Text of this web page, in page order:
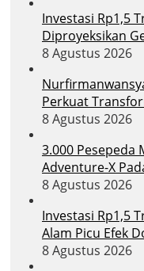
Investasi Rp1,5
Diproyeksikan
8 Agustus 2026
Perkuat
8 Agustus 2026
3.000 Pesepeda
Adventure-X
8 Agustus 2026
Investasi Rp1,5
Alam Picu Efek
8 Agustus 2026